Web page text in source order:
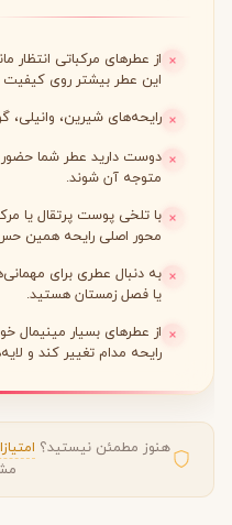
از عطرهای مرکباتی انتظار
این عطر بیشتر روی کیفیت
رایحه‌های شیرین، وانیلی،
دوست دارید عطر شما حضور
متوجه آن شوند.
با تلخی پوست پرتقال یا
محور اصلی رایحه همین
به دنبال عطری برای
یا فصل زمستان هستید.
از عطرهای بسیار
رایحه مدام تغییر کند و
هنوز مطمئن نیستید؟